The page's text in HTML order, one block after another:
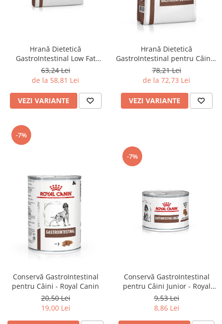
Hrană Dietetică
GastroIntestinal Low Fat
pentru Câini - Royal Canin
63,24 Lei
de la 58,81 Lei
VEZI VARIANTE
Hrană Dietetică
GastroIntestinal pentru Câini -
Royal Canin
78,21 Lei
de la 72,73 Lei
VEZI VARIANTE
-7%
Conservă GastroIntestinal
pentru Câini - Royal Canin
20,50 Lei
19,00 Lei
-7%
Conservă GastroIntestinal
pentru Câini Junior - Royal
Canin
9,53 Lei
8,86 Lei